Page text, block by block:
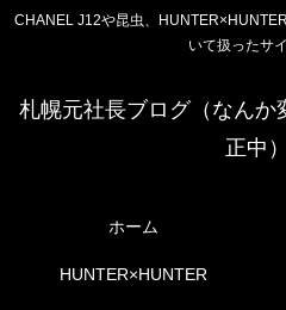
CHANEL J12や昆虫、
いて扱ったサ
札幌元社長ブログ（なんか
正中）
ホーム
HUNTER×HUNTER